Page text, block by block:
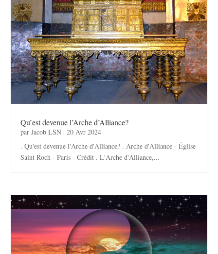
Qu’est devenue l’Arche d’Alliance?
parJacob LSN |20 Avr 2024
. Qu'est devenue l'Arche d'Alliance? . Arche d'Alliance - Église
Saint Roch - Paris - Crédit . L'Arche d'Alliance,...